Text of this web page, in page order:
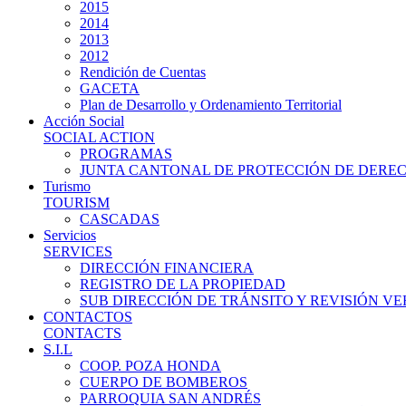
2015
2014
2013
2012
Rendición de Cuentas
GACETA
Plan de Desarrollo y Ordenamiento Territorial
Acción Social
SOCIAL ACTION
PROGRAMAS
JUNTA CANTONAL DE PROTECCIÓN DE
Turismo
TOURISM
CASCADAS
Servicios
SERVICES
DIRECCIÓN FINANCIERA
REGISTRO DE LA PROPIEDAD
SUB DIRECCIÓN DE TRÁNSITO Y REVISIÓN
CONTACTOS
CONTACTS
S.I.L
COOP. POZA HONDA
CUERPO DE BOMBEROS
PARROQUIA SAN ANDRÉS